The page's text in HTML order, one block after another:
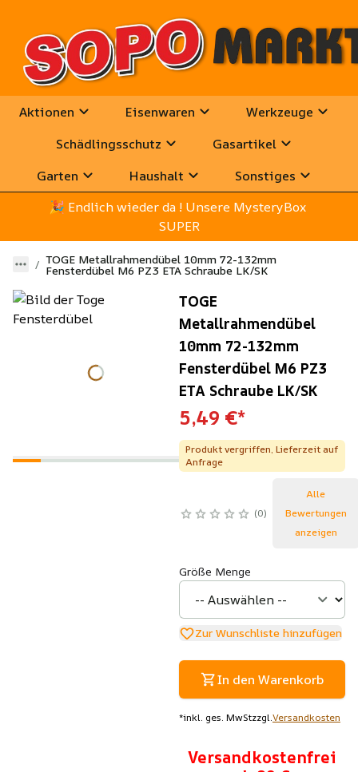
Aktionen Eisenwaren
Werkzeuge
Schädlingsschutz
Gasartikel
Garten
Haushalt
Sonstiges
🎉 Endlich wieder da ! Unsere MysteryBox
SUPER
TOGE Metallrahmendübel 10mm 72-132mm
Fensterdübel M6 PZ3 ETA Schraube LK/SK
TOGE
Metallrahmendübel
10mm 72-132mm
Fensterdübel M6 PZ3
ETA Schraube LK/SK
5,49 €*
Produkt vergriffen, Lieferzeit auf
Anfrage
0
Alle
Bewertungen
anzeigen
Größe Menge
Zur Wunschliste hinzufügen
In den Warenkorb
*inkl. ges. MwStzzgl.Versandkosten
Versandkostenfrei